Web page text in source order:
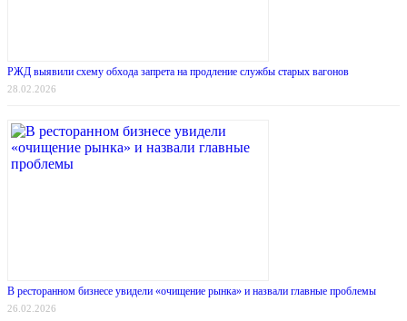
РЖД выявили схему обхода запрета на продление службы старых вагонов
28.02.2026
В ресторанном бизнесе увидели «очищение рынка» и назвали главные проблемы
26.02.2026